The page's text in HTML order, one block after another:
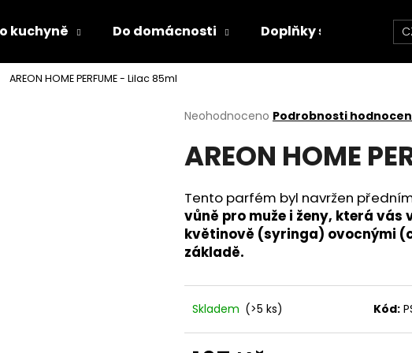
kuchyně Do domácnosti Doplňky s LED světlem
AREON HOME PERFUME - Lilac 85ml
Průměrné
produktu
je
z
5
hvězdiček.
Neohodnoceno Podrobnosti
AREON HOME
Tento parfém byl navržen
vůně pro muže i ženy, která
květinově (syringa) ovocnými
základě.
Skladem (>5 ks) Kód:
Co potřebujete najít?
HLEDAT
LÁHEV NA PITÍ SKLENĚNÁ